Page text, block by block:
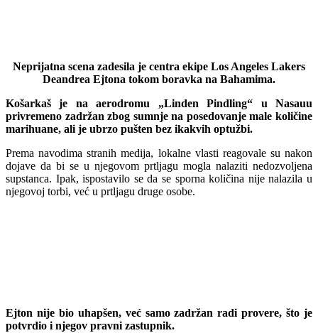
Neprijatna scena zadesila je centra ekipe Los Angeles Lakers
Deandrea Ejtona tokom boravka na Bahamima.
Košarkaš je na aerodromu „Linden Pindling“ u Nasauu
privremeno zadržan zbog sumnje na posedovanje male količine
marihuane, ali je ubrzo pušten bez ikakvih optužbi.
Prema navodima stranih medija, lokalne vlasti reagovale su nakon
dojave da bi se u njegovom prtljagu mogla nalaziti nedozvoljena
supstanca. Ipak, ispostavilo se da se sporna količina nije nalazila u
njegovoj torbi, već u prtljagu druge osobe.
Ejton nije bio uhapšen, već samo zadržan radi provere, što je
potvrdio i njegov pravni zastupnik.